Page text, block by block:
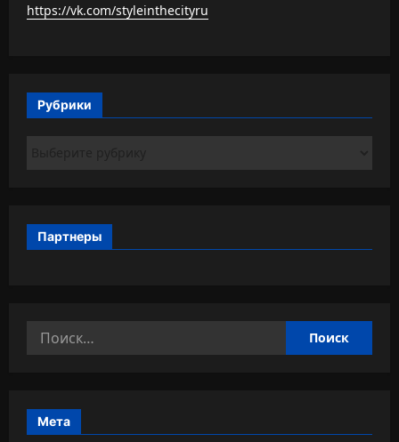
https://vk.com/styleinthecityru
Рубрики
Партнеры
Найти:
Мета